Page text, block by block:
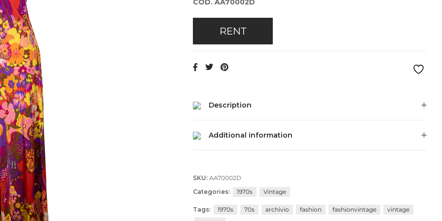
RENT
Description
Additional information
SKU: AA70002D
Categories:
1970s Vintage
Tags: 1970s 70s archivio fashion fashionvintage
vintage